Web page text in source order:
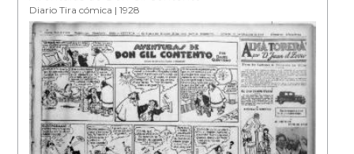
Diario Tira cómica | 1928